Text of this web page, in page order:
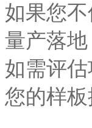
如果您
量产落
如需评
您的样